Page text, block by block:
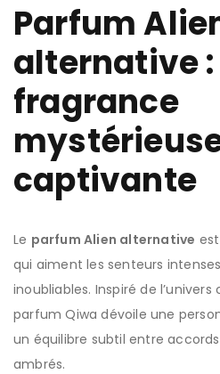
Parfum
alternative
fragrance
captivante
Le parfum Alien alternative
qui aiment les senteurs
inoubliables. Inspiré de l’univers
parfum Qiwa dévoile une
un équilibre subtil entre
ambrés.